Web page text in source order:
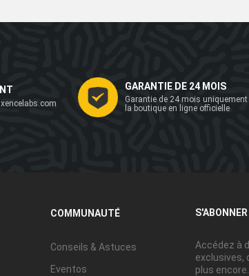
GARANTIE DE 24 MOIS
Garantie de 24 mois uniquement
la boutique en ligne officielle
S'ABONNER
Accédez à
exclusives,
plus encore.
COMMUNAUTÉ
Conseils & Astuces
Eventos